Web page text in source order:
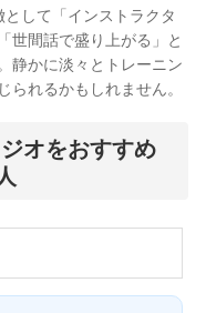
して「インストラクタ
世間話で盛り上がる」と
静かに淡々とトレーニン
れるかもしれません。
オをおすすめ